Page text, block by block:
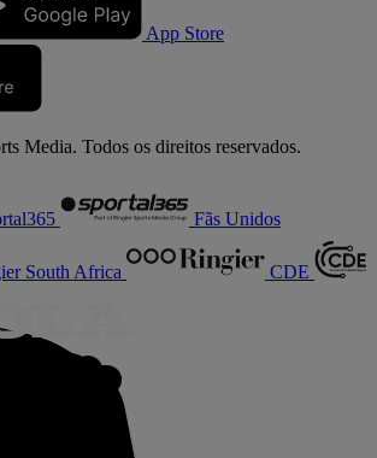
App Store
Media. Todos os direitos reservados.
Fãs Unidos
South Africa CDE